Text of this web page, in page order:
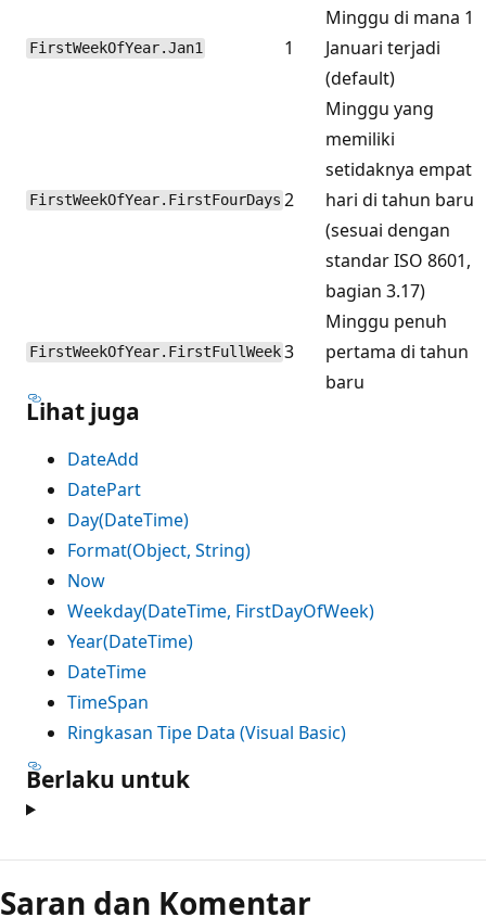
FirstWeekOfYear.Jan1 1
Minggu di mana 1
Januari terjadi
(default)
FirstWeekOfYear.FirstFourDays 2
Minggu yang
memiliki
setidaknya empat
hari di tahun baru
(sesuai dengan
standar ISO 8601,
bagian 3.17)
FirstWeekOfYear.FirstFullWeek 3
Minggu penuh
pertama di tahun
baru
Lihat juga
DateAdd
DatePart
Day(DateTime)
Format(Object, String)
Now
Weekday(DateTime, FirstDayOfWeek)
Year(DateTime)
DateTime
TimeSpan
Ringkasan Tipe Data (Visual Basic)
Berlaku untuk
Saran dan Komentar